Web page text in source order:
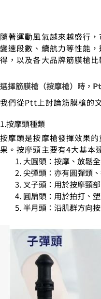
隨著運動風氣越來越盛行
變速段數、續航力等性能
得，以及各大品牌筋膜槍
選擇筋膜槍（按摩槍）時，
我們從Ptt上討論筋膜槍的
1.按摩頭種類
按摩頭是按摩槍發揮效果
果。按摩頭主要有4大基本
大圓頭：按摩、放鬆
尖彈頭：亦有圓彈頭
叉子頭：用於按摩頸
圓扁頭：用於拍打、
半月頭：沿肌群方向